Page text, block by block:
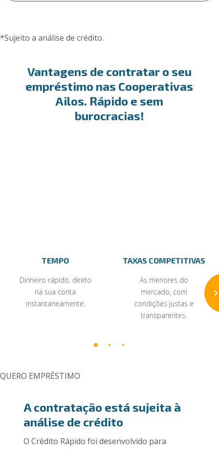
*Sujeito a análise de crédito.
Vantagens de contratar o seu
empréstimo nas Cooperativas
Ailos. Rápido e sem
burocracias!
TEMPO
Dinheiro rápido, direto
na sua conta
instantaneamente.
TAXAS COMPETITIVAS
As menores do
mercado, com
condições justas e
transparentes.
QUERO EMPRÉSTIMO
A contratação está sujeita à
análise de crédito
O Crédito Rápido foi desenvolvido para